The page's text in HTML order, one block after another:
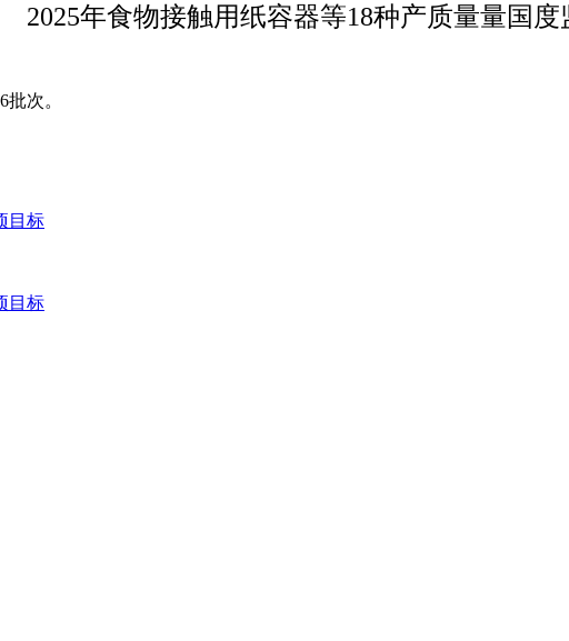
2025年食物接触用纸容器等18种产质量量国度
次。
目标
目标